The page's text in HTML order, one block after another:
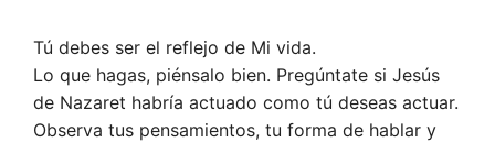
Tú debes ser el reflejo de Mi vida.
Lo que hagas, piénsalo bien. Pregúntate si Jesús
de Nazaret habría actuado como tú deseas actuar.
Observa tus pensamientos, tu forma de hablar y